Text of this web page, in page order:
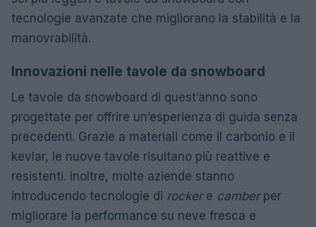
tecnologie avanzate che migliorano la stabilità e la
manovrabilità.
Innovazioni nelle tavole da snowboard
Le tavole da snowboard di quest’anno sono
progettate per offrire un’esperienza di guida senza
precedenti. Grazie a materiali come il carbonio e il
kevlar, le nuove tavole risultano più reattive e
resistenti. Inoltre, molte aziende stanno
introducendo tecnologie di rockere camberper
migliorare la performance su neve fresca e